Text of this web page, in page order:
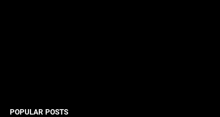
POPULAR POSTS